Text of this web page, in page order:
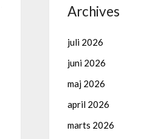
Archives
juli 2026
juni 2026
maj 2026
april 2026
marts 2026